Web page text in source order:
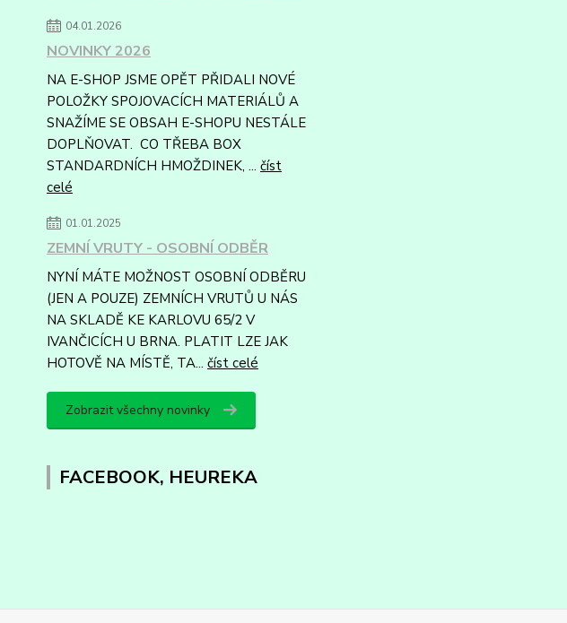
04.01.2026
NOVINKY 2026
NA E-SHOP JSME OPĚT PŘIDALI NOVÉ
POLOŽKY SPOJOVACÍCH MATERIÁLŮ A
SNAŽÍME SE OBSAH E-SHOPU NESTÁLE
DOPLŇOVAT. CO TŘEBA BOX
STANDARDNÍCH HMOŽDINEK, ... číst
celé
01.01.2025
ZEMNÍ VRUTY - OSOBNÍ ODBĚR
NYNÍ MÁTE MOŽNOST OSOBNÍ ODBĚRU
(JEN A POUZE) ZEMNÍCH VRUTŮ U NÁS
NA SKLADĚ KE KARLOVU 65/2 V
IVANČICÍCH U BRNA. PLATIT LZE JAK
HOTOVĚ NA MÍSTĚ, TA... číst celé
Zobrazit všechny novinky
FACEBOOK, HEUREKA